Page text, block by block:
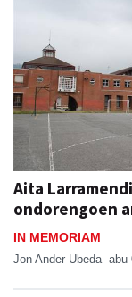
Aita
ondorengoen
IN MEMORIAM
Jon Ander Ubeda abu